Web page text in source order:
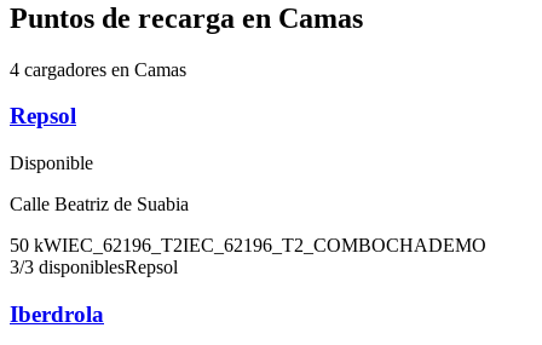
Puntos de recarga en Camas
4 cargadores en Camas
Repsol
Disponible
Calle Beatriz de Suabia
50 kWIEC_62196_T2IEC_62196_T2_COMBOCHADEMO
3/3 disponiblesRepsol
Iberdrola